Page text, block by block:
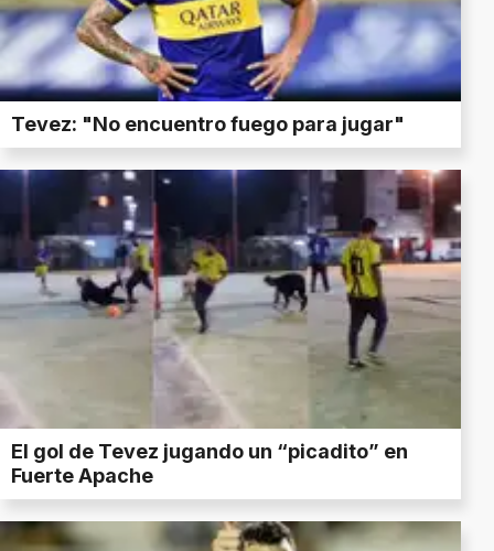
Tevez: "No encuentro fuego para jugar"
El gol de Tevez jugando un “picadito” en
Fuerte Apache